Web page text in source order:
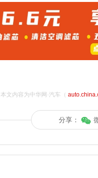
本文内容为中华网·汽车（
分享：